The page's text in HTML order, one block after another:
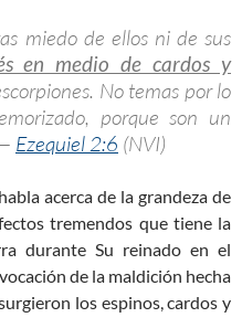
miedo de ellos ni de sus
en medio de cardos y
No temas por lo
porque son un
Ezequiel 2:6 (NVI)
acerca de la grandeza de
tremendos que tiene la
durante Su reinado en el
de la maldición hecha
los espinos, cardos y